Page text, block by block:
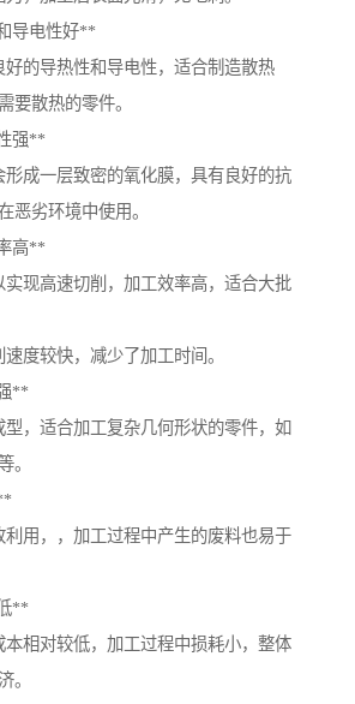
导电性好**
的导热性和导电性，适合制造散热
要散热的零件。
强**
成一层致密的氧化膜，具有良好的抗
恶劣环境中使用。
高**
现高速切削，加工效率高，适合大批
度较快，减少了加工时间。
**
，适合加工复杂几何形状的零件，如
。
用，，加工过程中产生的废料也易于
**
相对较低，加工过程中损耗小，整体
。